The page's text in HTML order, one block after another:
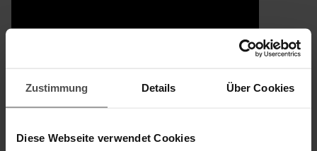
Zustimmung Details Über Cookies
Diese Webseite verwendet Cookies
INOXAN Stainless Steel Care